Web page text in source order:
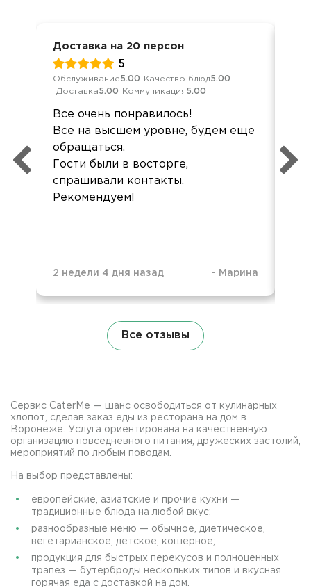
Доставка на 20 персон
5
Обслуживание5.00 Качество блюд5.00
Доставка5.00 Коммуникация5.00
Все очень понравилось!
Все на высшем уровне, будем еще
обращаться.
Гости были в восторге,
спрашивали контакты.
Рекомендуем!
2 недели 4 дня назад - Марина
Все отзывы
Сервис CaterMe — шанс освободиться от кулинарных
хлопот, сделав заказ еды из ресторана на дом в
Воронеже. Услуга ориентирована на качественную
организацию повседневного питания, дружеских застолий,
мероприятий по любым поводам.
На выбор представлены:
европейские, азиатские и прочие кухни —
традиционные блюда на любой вкус;
разнообразные меню — обычное, диетическое,
вегетарианское, детское, кошерное;
продукция для быстрых перекусов и полноценных
трапез — бутерброды нескольких типов и вкусная
горячая еда с доставкой на дом.